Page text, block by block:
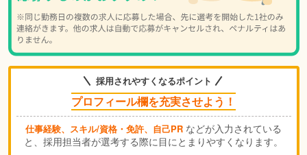
採用されやすくなるポイント
プロフィール欄を充実させよう！
仕事経験、スキル/資格・免許、自己PR などが入力されている
と、採用担当者が選考する際に目にとまりやすくなります。